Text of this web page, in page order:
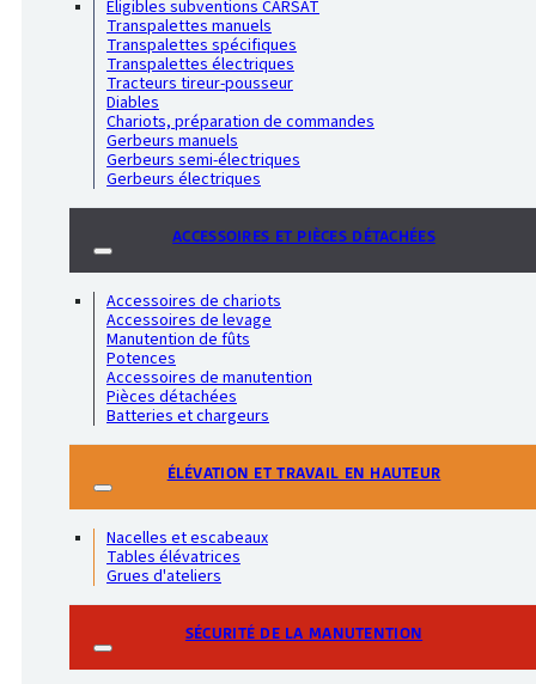
Éligibles subventions CARSAT
Transpalettes manuels
Transpalettes spécifiques
Transpalettes électriques
Tracteurs tireur-pousseur
Diables
Chariots, préparation de commandes
Gerbeurs manuels
Gerbeurs semi-électriques
Gerbeurs électriques
ACCESSOIRES ET PIÈCES DÉTACHÉES
Accessoires de chariots
Accessoires de levage
Manutention de fûts
Potences
Accessoires de manutention
Pièces détachées
Batteries et chargeurs
ÉLÉVATION ET TRAVAIL EN HAUTEUR
Nacelles et escabeaux
Tables élévatrices
Grues d'ateliers
SÉCURITÉ DE LA MANUTENTION